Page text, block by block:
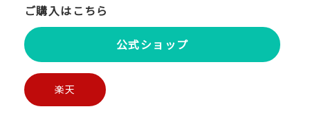
ご購入はこちら
公式ショップ
楽天